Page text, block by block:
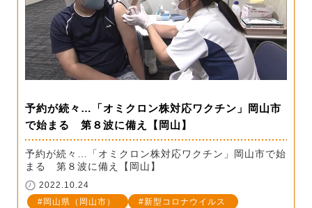
予約が続々…「オミクロン株対応ワクチン」岡山市
で始まる 第８波に備え【岡山】
予約が続々…「オミクロン株対応ワクチン」岡山市で始
まる 第８波に備え【岡山】
2022.10.24
岡山県（岡山市）
新型コロナウイルス